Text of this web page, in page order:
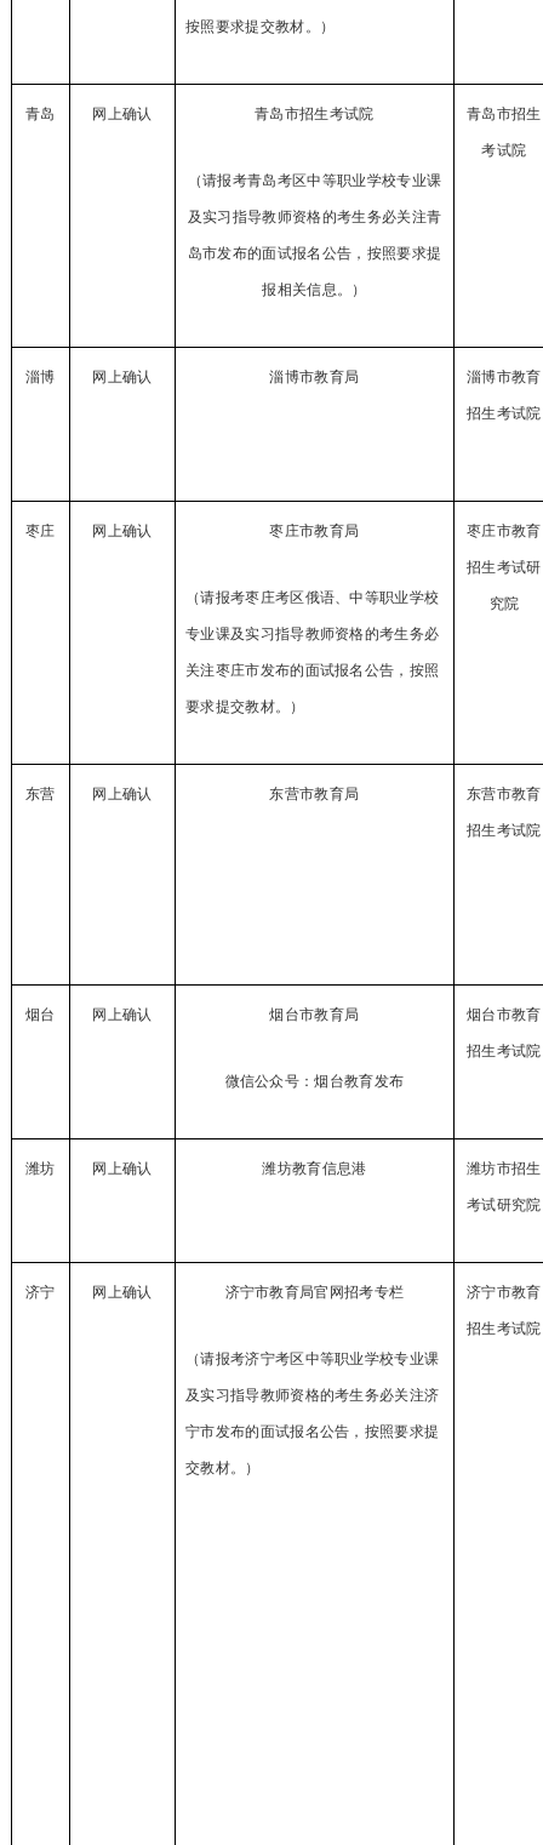
按照要求提交教材。）
青岛 网上确认 青岛市招生考试院
（请报考青岛考区中等职业学校专业课
及实习指导教师资格的考生务必关注青
岛市发布的面试报名公告，按照要求提
报相关信息。 ）
青岛市招生
考试院
淄博 网上确认 淄博市教育局 淄博市教育
招生考试院
枣庄 网上确认 枣庄市教育局
（请报考枣庄考区俄语、中等职业学校
专业课及实习指导教师资格的考生务必
关注枣庄市发布的面试报名公告，按照
要求提交教材。）
枣庄市教育
招生考试研
究院
东营 网上确认 东营市教育局 东营市教育
招生考试院
烟台 网上确认 烟台市教育局
微信公众号：烟台教育发布
烟台市教育
招生考试院
潍坊 网上确认 潍坊教育信息港 潍坊市招生
考试研究院
济宁 网上确认 济宁市教育局官网招考专栏
（请报考济宁考区中等职业学校专业课
及实习指导教师资格的考生务必关注济
宁市发布的面试报名公告，按照要求提
交教材。）
济宁市教育
招生考试院